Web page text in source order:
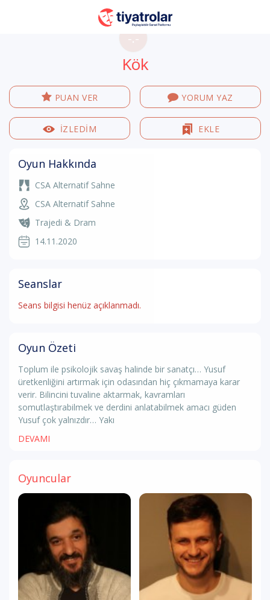
-.-
Kök
PUAN VER YORUM YAZ
İZLEDİM EKLE
Oyun Hakkında
CSA Alternatif Sahne
CSA Alternatif Sahne
Trajedi & Dram
14.11.2020
Seanslar
Seans bilgisi henüz açıklanmadı.
Oyun Özeti
Toplum ile psikolojik savaş halinde bir sanatçı… Yusuf
üretkenliğini artırmak için odasından hiç çıkmamaya karar
verir. Bilincini tuvaline aktarmak, kavramları
somutlaştırabilmek ve derdini anlatabilmek amacı güden
Yusuf çok yalnızdır… Yakı
DEVAMI
Oyuncular